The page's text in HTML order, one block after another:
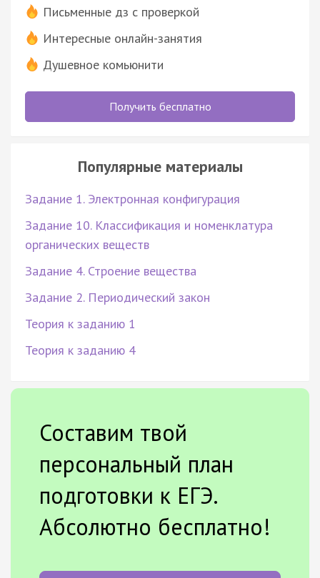
Письменные дз с проверкой
Интересные онлайн-занятия
Душевное комьюнити
Получить бесплатно
Популярные материалы
Задание 1. Электронная конфигурация
Задание 10. Классификация и номенклатура
органических веществ
Задание 4. Строение вещества
Задание 2. Периодический закон
Теория к заданию 1
Теория к заданию 4
Составим твой
персональный план
подготовки к ЕГЭ.
Абсолютно бесплатно!